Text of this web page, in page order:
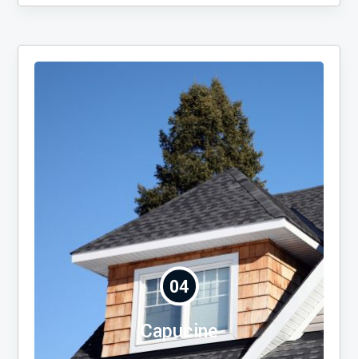
04
Capucine